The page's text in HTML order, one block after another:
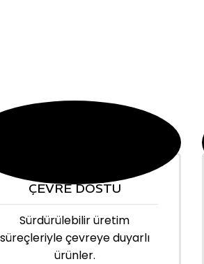
ÇEVRE DOSTU
Sürdürülebilir üretim
süreçleriyle çevreye duyarlı
ürünler.